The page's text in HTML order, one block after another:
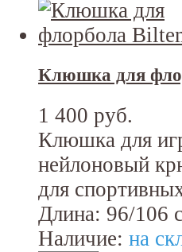
Клюшка для
1 400 руб.
Клюшка для
нейлоновый
для
Длина: 96/106
Наличие: на